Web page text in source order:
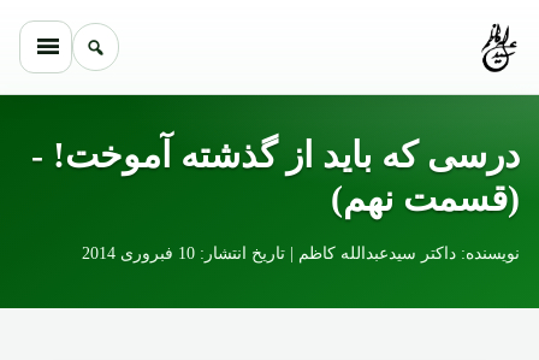
درسی که باید از گذشته آموخت! -
(قسمت نهم)
نویسنده: داکتر سیدعبدالله کاظم | تاریخ انتشار: 10 فبروری 2014